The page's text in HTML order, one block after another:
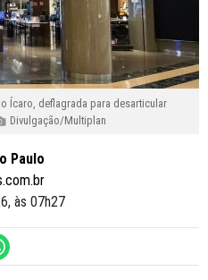
Ícaro, deflagrada para desarticular
Divulgação/Multiplan
Paulo
às 07h27